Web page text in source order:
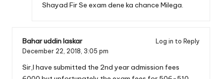
Shayad Fir Se exam dene ka chance Milega.
Bahar uddin laskar
Log in to Reply
December 22, 2018, 3:05 pm
Sir,I have submitted the 2nd year admission fees